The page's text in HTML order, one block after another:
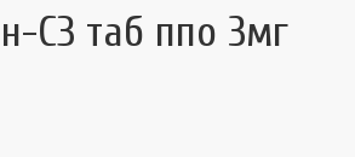
СЗ таб ппо 3мг